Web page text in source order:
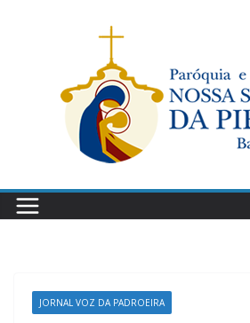
JORNAL VOZ DA PADROEIRA